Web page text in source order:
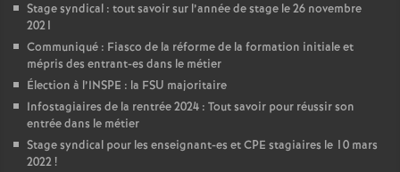
Stage syndical : tout savoir sur l’année de stage le 26 novembre
2021
Communiqué : Fiasco de la réforme de la formation initiale et
mépris des entrant-es dans le métier
Élection à l’INSPE : la FSU majoritaire
Infostagiaires de la rentrée 2024 : Tout savoir pour réussir son
entrée dans le métier
Stage syndical pour les enseignant-es etCPE stagiaires le 10 mars
2022!